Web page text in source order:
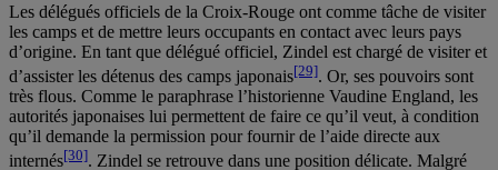
Les délégués officiels de la Croix-Rouge ont comme tâche de visiter
les camps et de mettre leurs occupants en contact avec leurs pays
d’origine. En tant que délégué officiel, Zindel est chargé de visiter et
d’assister les détenus des camps japonais[29]. Or, ses pouvoirs sont
très flous. Comme le paraphrase l’historienne Vaudine England, les
autorités japonaises lui permettent de faire ce qu’il veut, à condition
qu’il demande la permission pour fournir de l’aide directe aux
internés[30]. Zindel se retrouve dans une position délicate. Malgré